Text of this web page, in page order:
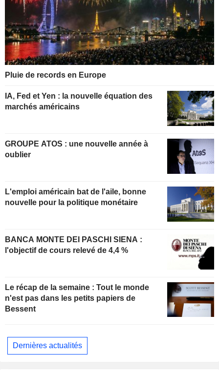
Pluie de records en Europe
IA, Fed et Yen : la nouvelle équation des
marchés américains
GROUPE ATOS : une nouvelle année à
oublier
L'emploi américain bat de l'aile, bonne
nouvelle pour la politique monétaire
BANCA MONTE DEI PASCHI SIENA :
l'objectif de cours relevé de 4,4 %
Le récap de la semaine : Tout le monde
n'est pas dans les petits papiers de
Bessent
Dernières actualités